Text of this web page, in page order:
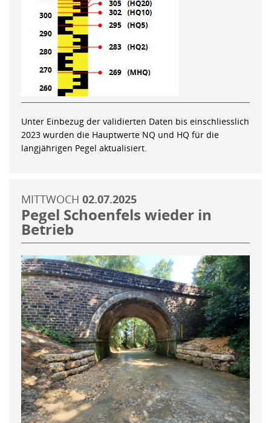
Unter Einbezug der validierten Daten bis einschliesslich
2023 wurden die Hauptwerte NQ und HQ für die
langjährigen Pegel aktualisiert.
MITTWOCH 02.07.2025
Pegel Schoenfels wieder in
Betrieb